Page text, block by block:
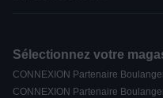
Sélectionnez votre
CONNEXION Partenaire
CONNEXION Partenaire